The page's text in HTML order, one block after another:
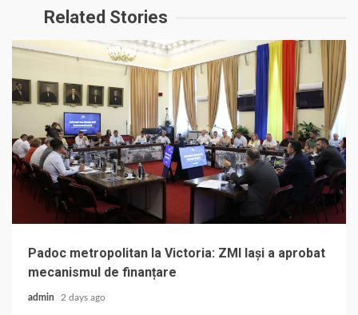
Related Stories
Padoc metropolitan la Victoria: ZMI Iași a aprobat
mecanismul de finanțare
admin 2 days ago